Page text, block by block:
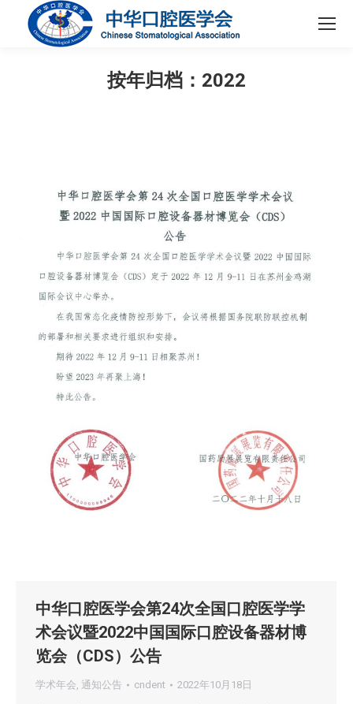
按年归档： 2022
中华口腔医学会第24次全国口腔医学学
术会议暨2022中国国际口腔设备器材博
览会（CDS）公告
学术年会, 通知公告 cndent 2022年10月18日